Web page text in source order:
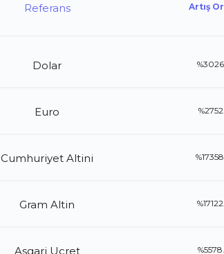
Referans Artış
Dolar
Euro
Cumhuriyet Altini
Gram Altin
Asgari Ucret